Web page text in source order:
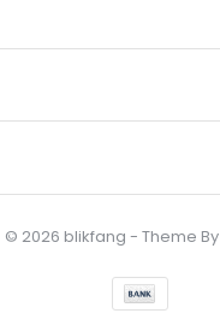
© 2026 blikfang - Theme By